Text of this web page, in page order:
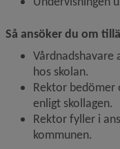
Så ansöker du om
Vårdnadshavare
hos skolan.
Rektor bedömer
enligt skollagen.
Rektor fyller i
kommunen.